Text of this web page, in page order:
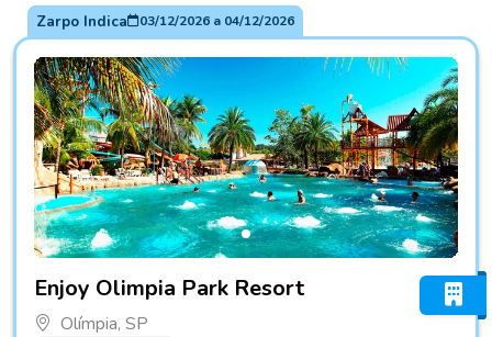
Zarpo Indica 03/12/2026a 04/12/2026
Enjoy Olimpia Park Resort
Olímpia, SP